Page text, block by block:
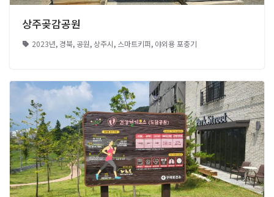
상주곶감공원
2023년, 경북, 공원,상주시, 스마트키퍼, 야외용 포충기